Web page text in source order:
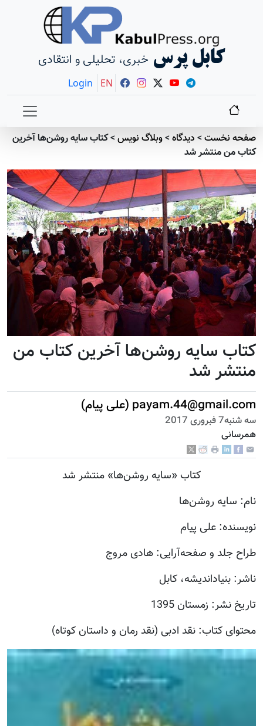
کابل پرس خبری، تحلیلی و انتقادی
Login EN
صفحه نخست> دیدگاه>وبلاگ نویس>کتاب سایه روشن‌ها آخرین
کتاب من منتشر شد
کتاب سایه روشن‌ها آخرین کتاب من
منتشر شد
payam.44@gmail.com (علی پیام)
سه شنبه7 فبروری 2017
همرسانی
کتاب «سایه روشن‌ها» منتشر شد
نام: سایه روشن‌ها
نویسنده: علی پیام
طراح جلد و صفحه‌آرایی: هادی مروج
ناشر: بنیاداندیشه، کابل
تاریخ نشر: زمستان 1395
محتوای کتاب: نقد ادبی (نقد رمان و داستان کوتاه)